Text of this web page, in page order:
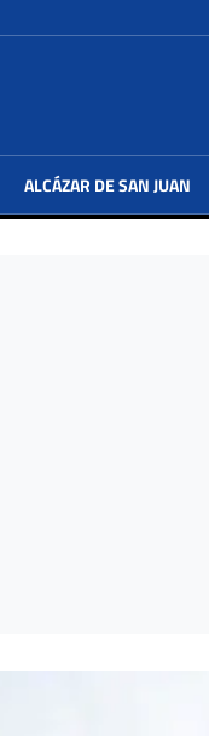
ALCÁZAR DE SAN JUAN